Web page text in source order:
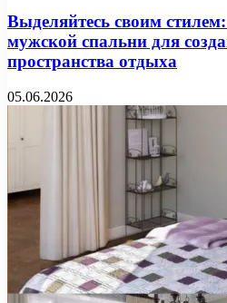
Выделяйтесь своим
мужской спальни для
пространства отдыха
05.06.2026